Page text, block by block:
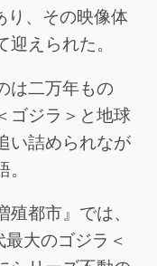
り、その映像体
えられた。
は二万年もの
ゴジラ＞と地球
い詰められなが
都市』では、
大のゴジラ＜